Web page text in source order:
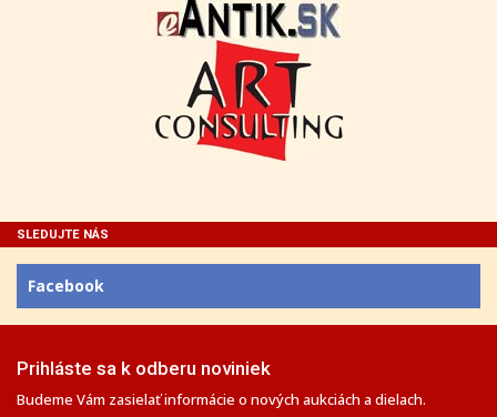
SLEDUJTE NÁS
Facebook
Prihláste sa k odberu noviniek
Budeme Vám zasielať informácie o nových aukciách a dielach.